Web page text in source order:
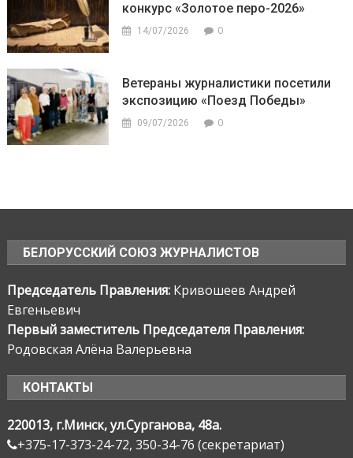
конкурс «Золотое перо-2026»
14/07/2026 0
Ветераны журналистики посетили
экспозицию «Поезд Победы»
09/07/2026 0
БЕЛОРУССКИЙ СОЮЗ ЖУРНАЛИСТОВ
Председатель Правления: Кривошеев Андрей
Евгеньевич
Первый заместитель Председателя Правления:
Родовская Алёна Валерьевна
КОНТАКТЫ
220013, г.Минск, ул.Сурганова, 48а.
+375-17-373-24-72, 350-34-76 (секретариат)